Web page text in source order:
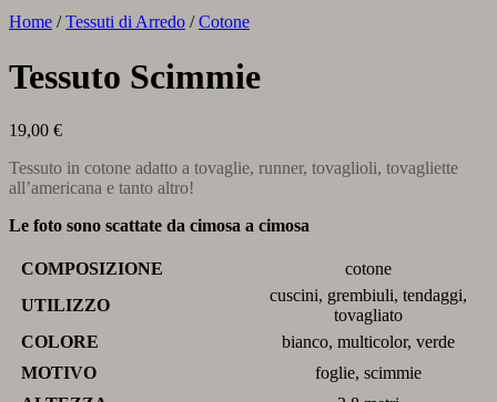
Home / Tessuti di Arredo / Cotone
Tessuto Scimmie
19,00 €
Tessuto in cotone adatto a tovaglie, runner, tovaglioli, tovagliette
all’americana e tanto altro!
Le foto sono scattate da cimosa a cimosa
COMPOSIZIONE
cotone
UTILIZZO
cuscini, grembiuli, tendaggi,
tovagliato
COLORE
bianco, multicolor, verde
MOTIVO
foglie, scimmie